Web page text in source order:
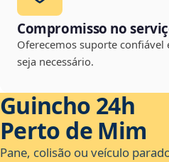
Compromisso no
Oferecemos suporte confiável
seja necessário.
Guincho 24h
Perto de Mim
Pane, colisão ou veículo